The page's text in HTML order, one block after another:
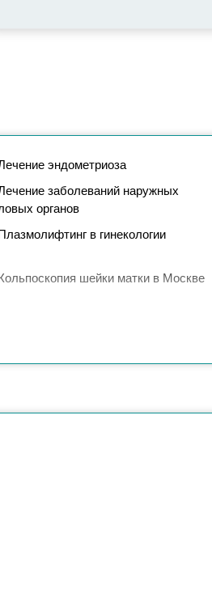
эндометриоза
заболеваний наружных
органов
в гинекологии
шейки матки в Москве